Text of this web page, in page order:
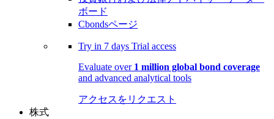
ボード
Cbondsページ
Try in 7 days Trial access
Evaluate over 1 million global bond coverage
and advanced analytical tools
アクセスをリクエスト
株式